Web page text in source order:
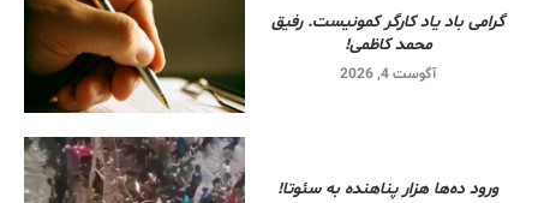
گرامی باد یاد کارگر کمونیست. رفیق
محمد کاظمی!
آگوست 4, 2026
ورود ده‌ها هزار پناهنده به سئوتا!